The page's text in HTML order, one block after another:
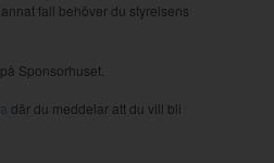
fall behöver du styrelsens
på Sponsorhuset.
där du meddelar att du vill bli